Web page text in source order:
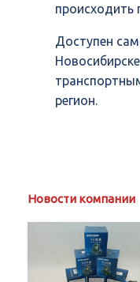
происходить
Доступен
регион.
Новости компании